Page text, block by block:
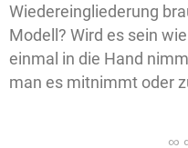
Wiedereingliederung
Modell? Wird es sein
einmal in die Hand
man es mitnimmt oder